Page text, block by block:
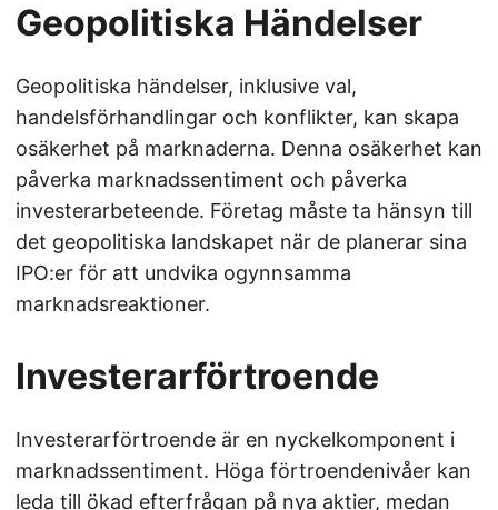
Geopolitiska Händelser
Geopolitiska händelser, inklusive val,
handelsförhandlingar och konflikter, kan skapa
osäkerhet på marknaderna. Denna osäkerhet kan
påverka marknadssentiment och påverka
investerarbeteende. Företag måste ta hänsyn till
det geopolitiska landskapet när de planerar sina
IPO:er för att undvika ogynnsamma
marknadsreaktioner.
Investerarförtroende
Investerarförtroende är en nyckelkomponent i
marknadssentiment. Höga förtroendenivåer kan
leda till ökad efterfrågan på nya aktier, medan